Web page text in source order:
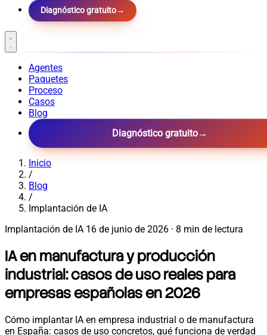
Diagnóstico gratuito→
Agentes
Paquetes
Proceso
Casos
Blog
Diagnóstico gratuito→
Inicio
/
Blog
/
Implantación de IA
Implantación de IA 16 de junio de 2026 · 8 min de lectura
IA en manufactura y producción
industrial: casos de uso reales para
empresas españolas en 2026
Cómo implantar IA en empresa industrial o de manufactura
en España: casos de uso concretos, qué funciona de verdad